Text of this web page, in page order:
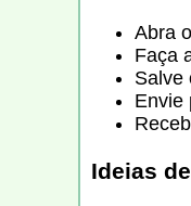
Abra
Faça
Salve
Envie
Ideias